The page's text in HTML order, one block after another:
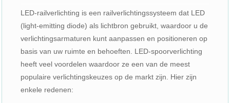
LED-railverlichting is een railverlichtingssysteem dat LED
(light-emitting diode) als lichtbron gebruikt, waardoor u de
verlichtingsarmaturen kunt aanpassen en positioneren op
basis van uw ruimte en behoeften. LED-spoorverlichting
heeft veel voordelen waardoor ze een van de meest
populaire verlichtingskeuzes op de markt zijn. Hier zijn
enkele redenen: